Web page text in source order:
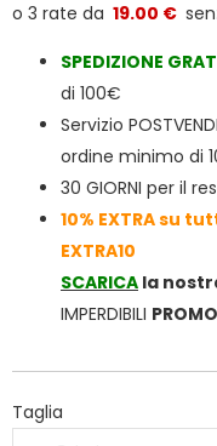
19.00 €
SPEDIZIONE
di 100€
Servizio
ordine minimo di
30 GIORNI per il
10% EXTRA su
EXTRA10
SCARICA la
IMPERDIBILI
Taglia